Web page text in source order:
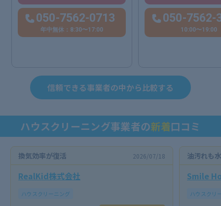
050-7562-0713
年中無休：8:30〜17:00
050-7562-
10:00〜19:00
信頼できる事業者の中から比較する
ハウスクリーニング事業者の新着口コミ
換気効率が復活 2026/07/18
RealKid株式会社
ハウスクリーニング
油汚れも
Smile
ハウスクリ